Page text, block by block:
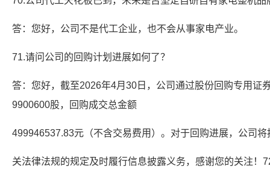
答：您好，公司不是代工企业，也不会从事家电产业。
71.请问公司的回购计划进展如何了？
答：您好，截至2026年4月30日，公司通过股份回购专用证
9900600股，回购成交总金额
499946537.83元（不含交易费用）。对于回购进展，公司将
关法律法规的规定及时履行信息披露义务，感谢您的关注！